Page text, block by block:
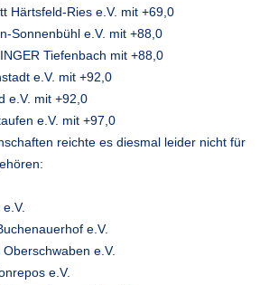
Härtsfeld-Ries e.V. mit +69,0
Sonnenbühl e.V. mit +88,0
Tiefenbach mit +88,0
e.V. mit +92,0
e.V. mit +92,0
e.V. mit +97,0
reichte es diesmal leider nicht für
e.V.
e.V.
e.V.